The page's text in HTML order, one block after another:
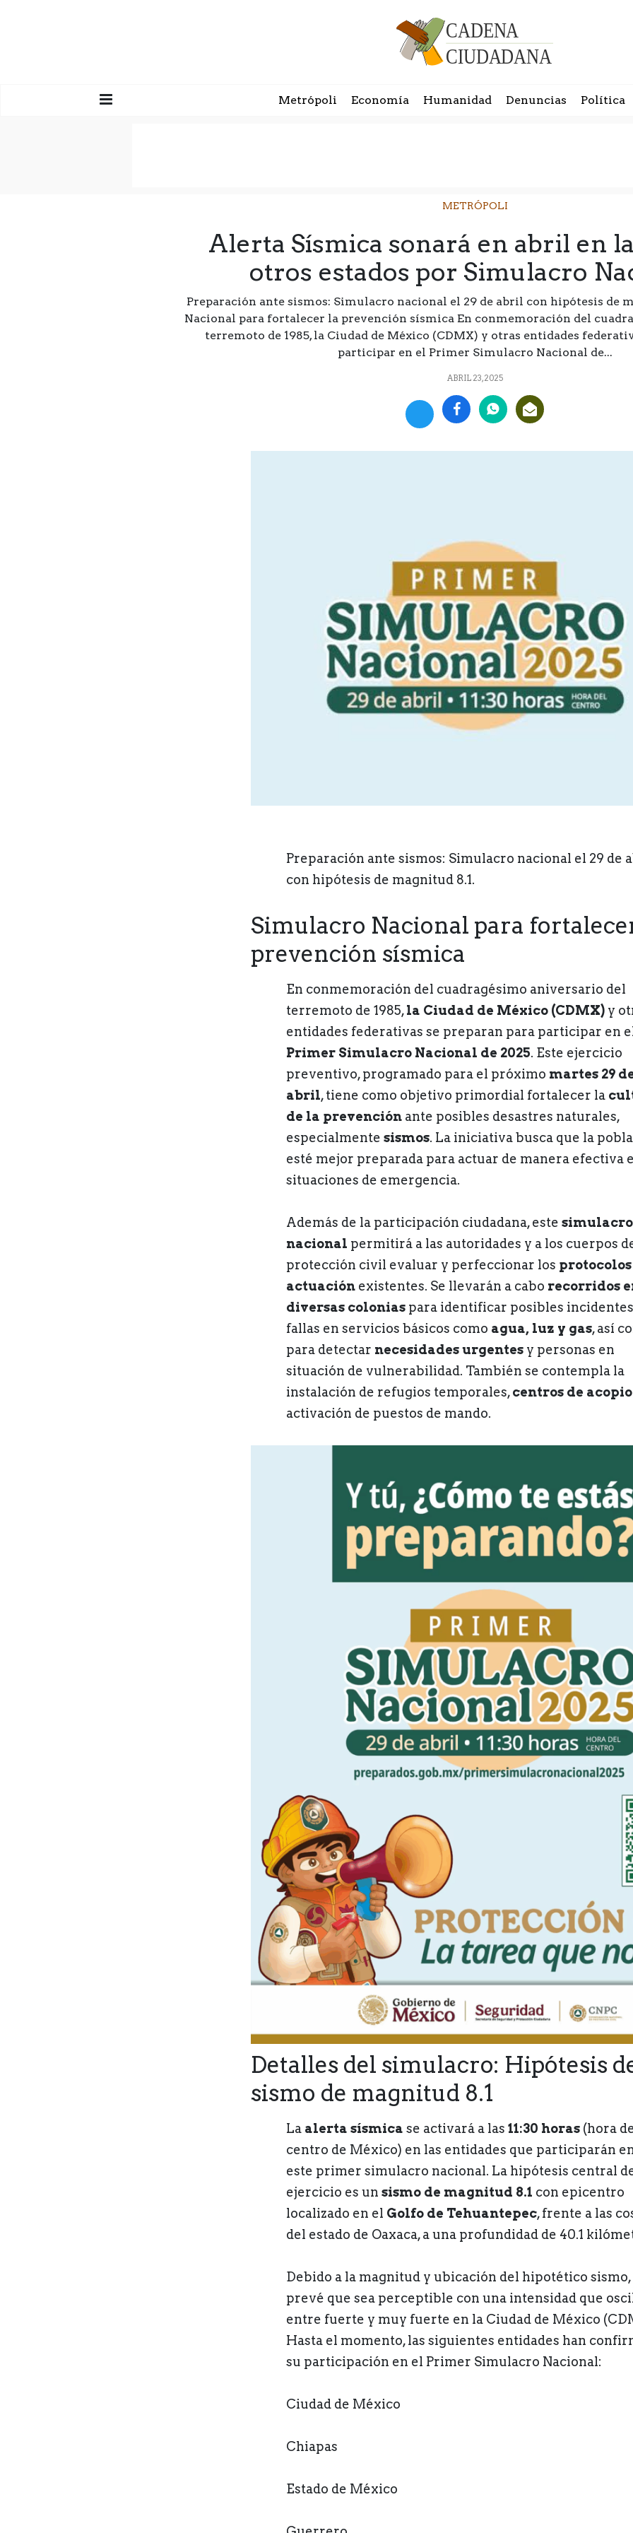
Metrópoli Economía Humanidad Denuncias Política
METRÓPOLI
Alerta Sísmica sonará en abril en
otros estados por Simulacro
Preparación ante sismos: Simulacro nacional el 29 de abril con hipótesis de
Nacional para fortalecer la prevención sísmica En conmemoración del
terremoto de 1985, la Ciudad de México (CDMX) y otras entidades
participar en el Primer Simulacro Nacional de...
ABRIL 23, 2025
Preparación ante sismos: Simulacro nacional el 29 de
con hipótesis de magnitud 8.1.
Simulacro Nacional para
prevención sísmica
En conmemoración del cuadragésimo aniversario del
terremoto de 1985,la Ciudad de México (CDMX)y
entidades federativas se preparan para participar en
Primer Simulacro Nacional de 2025. Este ejercicio
preventivo, programado para el próximo martes 29
abril, tiene como objetivo primordial fortalecer la
de la prevención ante posibles desastres naturales,
especialmente sismos. La iniciativa busca que la
esté mejor preparada para actuar de manera efectiva
situaciones de emergencia.
Además de la participación ciudadana, este simulacro
nacional permitirá a las autoridades y a los cuerpos
protección civil evaluar y perfeccionar los protocolos
actuaciónexistentes. Se llevarán a cabo recorridos
diversas coloniaspara identificar posibles
fallas en servicios básicos como agua, luz y gas, así
para detectar necesidades urgentesy personas en
situación de vulnerabilidad. También se contempla la
instalación de refugios temporales,centros de acopio
activación de puestos de mando.
Detalles del simulacro: Hipótesis
sismo de magnitud 8.1
La alerta sísmica se activará a las 11:30 horas(hora
centro de México) en las entidades que participarán
este primer simulacro nacional. La hipótesis central
ejercicio es un sismo de magnitud 8.1 con epicentro
localizado en el Golfo de Tehuantepec, frente a las
del estado de Oaxaca, a una profundidad de 40.1
Debido a la magnitud y ubicación del hipotético sismo,
prevé que sea perceptible con una intensidad que
entre fuerte y muy fuerte en la Ciudad de México
Hasta el momento, las siguientes entidades han
su participación en el Primer Simulacro Nacional:
Ciudad de México
Chiapas
Estado de México